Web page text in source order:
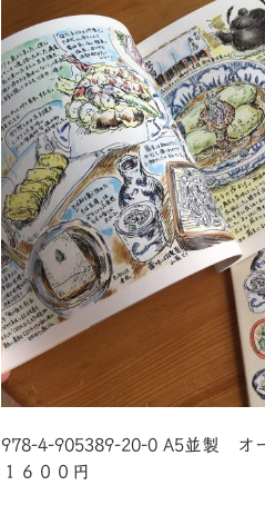
978-4-905389-20-0 A5並製 オ
１６００円